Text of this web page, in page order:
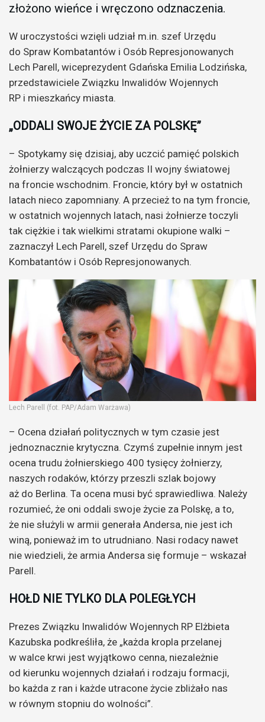
złożono wieńce i wręczono odznaczenia.
W uroczystości wzięli udział m.in. szef Urzędu
do Spraw Kombatantów i Osób Represjonowanych
Lech Parell, wiceprezydent Gdańska Emilia Lodzińska,
przedstawiciele Związku Inwalidów Wojennych
RP i mieszkańcy miasta.
„ODDALI SWOJE ŻYCIE ZA POLSKĘ”
– Spotykamy się dzisiaj, aby uczcić pamięć polskich
żołnierzy walczących podczas II wojny światowej
na froncie wschodnim. Froncie, który był w ostatnich
latach nieco zapomniany. A przecież to na tym froncie,
w ostatnich wojennych latach, nasi żołnierze toczyli
tak ciężkie i tak wielkimi stratami okupione walki –
zaznaczył Lech Parell, szef Urzędu do Spraw
Kombatantów i Osób Represjonowanych.
Lech Parell (fot. PAP/Adam Warżawa)
– Ocena działań politycznych w tym czasie jest
jednoznacznie krytyczna. Czymś zupełnie innym jest
ocena trudu żołnierskiego 400 tysięcy żołnierzy,
naszych rodaków, którzy przeszli szlak bojowy
aż do Berlina. Ta ocena musi być sprawiedliwa. Należy
rozumieć, że oni oddali swoje życie za Polskę, a to,
że nie służyli w armii generała Andersa, nie jest ich
winą, ponieważ im to utrudniano. Nasi rodacy nawet
nie wiedzieli, że armia Andersa się formuje – wskazał
Parell.
HOŁD NIE TYLKO DLA POLEGŁYCH
Prezes Związku Inwalidów Wojennych RP Elżbieta
Kazubska podkreśliła, że „każda kropla przelanej
w walce krwi jest wyjątkowo cenna, niezależnie
od kierunku wojennych działań i rodzaju formacji,
bo każda z ran i każde utracone życie zbliżało nas
w równym stopniu do wolności”.